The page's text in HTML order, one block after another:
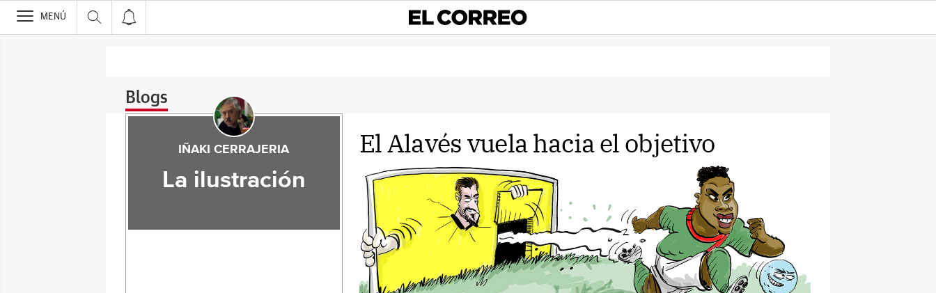
>
MENÚ
Blogs
El Alavés vuela hacia el objetivo
IÑAKI CERRAJERIA
La ilustración